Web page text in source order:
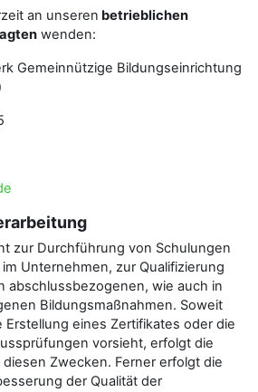
an unseren betrieblichen
wenden:
Gemeinnützige Bildungseinrichtung
zur Durchführung von Schulungen
Unternehmen, zur Qualifizierung
abschlussbezogenen, wie auch in
Bildungsmaßnahmen. Soweit
Erstellung eines Zertifikates oder die
vorsieht, erfolgt die
Zwecken. Ferner erfolgt die
der Qualität der